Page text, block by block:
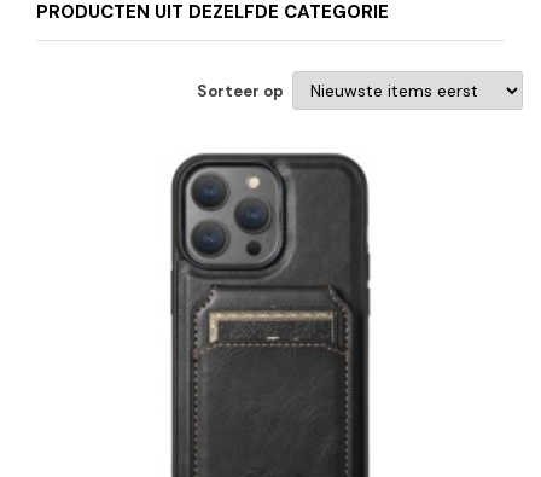
PRODUCTEN UIT DEZELFDE CATEGORIE
Sorteer op